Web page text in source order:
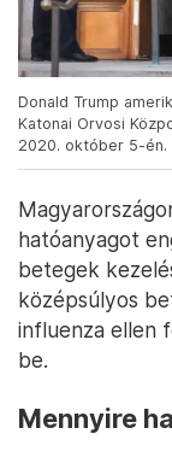
Donald Trump
Katonai Orvosi
2020. október 5-én.
hatóanyagot
betegek
középsúlyos
influenza ellen
be.
Mennyire